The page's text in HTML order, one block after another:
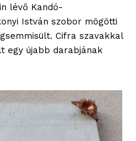
lévő Kandó-
István szobor mögötti
Cifra szavakkal
egy újabb darabjának